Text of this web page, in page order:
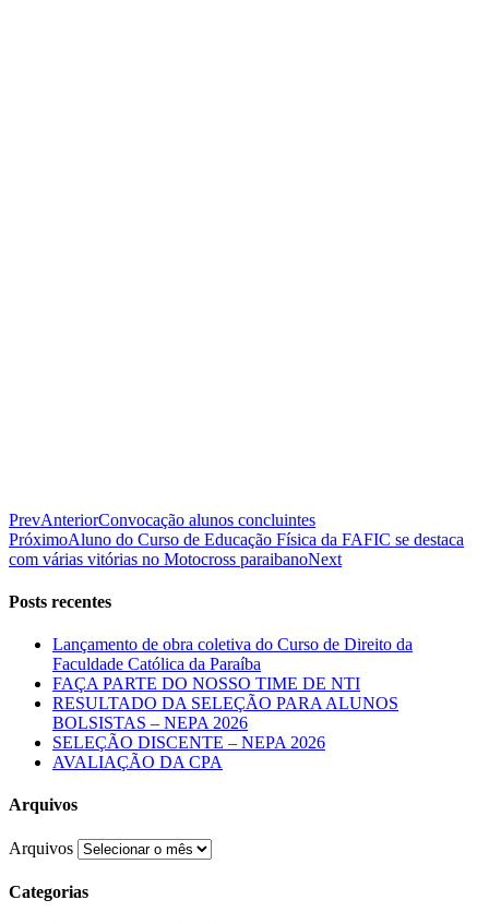
PrevAnteriorConvocação alunos concluintes
PróximoAluno do Curso de Educação Física da FAFIC se destaca
com várias vitórias no Motocross paraibanoNext
Posts recentes
Lançamento de obra coletiva do Curso de Direito da
Faculdade Católica da Paraíba
FAÇA PARTE DO NOSSO TIME DE NTI
RESULTADO DA SELEÇÃO PARA ALUNOS
BOLSISTAS – NEPA 2026
SELEÇÃO DISCENTE – NEPA 2026
AVALIAÇÃO DA CPA
Arquivos
Arquivos
Categorias